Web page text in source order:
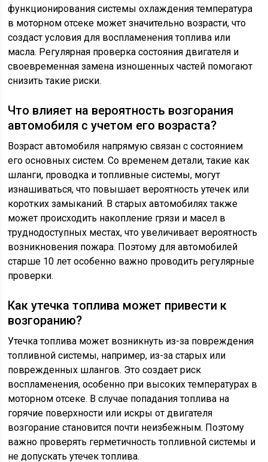
функционирования системы охлаждения температура
в моторном отсеке может значительно возрасти, что
создаст условия для воспламенения топлива или
масла. Регулярная проверка состояния двигателя и
своевременная замена изношенных частей помогают
снизить такие риски.
Что влияет на вероятность возгорания
автомобиля с учетом его возраста?
Возраст автомобиля напрямую связан с состоянием
его основных систем. Со временем детали, такие как
шланги, проводка и топливные системы, могут
изнашиваться, что повышает вероятность утечек или
коротких замыканий. В старых автомобилях также
может происходить накопление грязи и масел в
труднодоступных местах, что увеличивает вероятность
возникновения пожара. Поэтому для автомобилей
старше 10 лет особенно важно проводить регулярные
проверки.
Как утечка топлива может привести к
возгоранию?
Утечка топлива может возникнуть из-за повреждения
топливной системы, например, из-за старых или
поврежденных шлангов. Это создает риск
воспламенения, особенно при высоких температурах в
моторном отсеке. В случае попадания топлива на
горячие поверхности или искры от двигателя
возгорание становится почти неизбежным. Поэтому
важно проверять герметичность топливной системы и
не допускать утечек топлива.